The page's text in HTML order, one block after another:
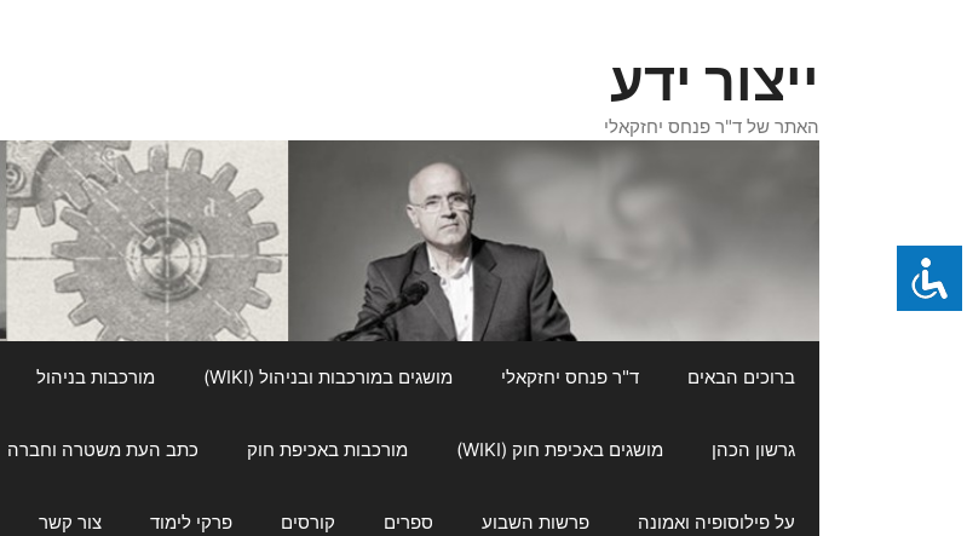
ייצור ידע
האתר של ד"ר פנחס יחזקאלי
ברוכים הבאים ד"ר פנחס יחזקאלי מושגים במורכבות ובניהול (WIKI) מורכבות בניהול
גרשון הכהן מושגים באכיפת חוק (WIKI) מורכבות באכיפת חוק כתב העת משטרה וחברה
על פילוסופיה ואמונה פרשות השבוע ספרים קורסים פרקי לימוד צור קשר